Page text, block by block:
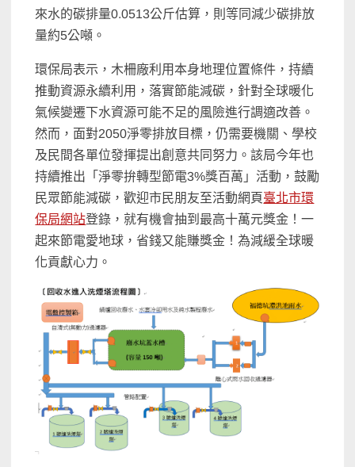
來水的碳排量0.0513公斤估算，則等同減少碳排放
量約5公噸。
環保局表示，木柵廠利用本身地理位置條件，持續
推動資源永續利用，落實節能減碳，針對全球暖化
氣候變遷下水資源可能不足的風險進行調適改善。
然而，面對2050淨零排放目標，仍需要機關、學校
及民間各單位發揮提出創意共同努力。該局今年也
持續推出「淨零拚轉型節電3%獎百萬」活動，鼓勵
民眾節能減碳，歡迎市民朋友至活動網頁臺北市環
保局網站登錄，就有機會抽到最高十萬元獎金！一
起來節電愛地球，省錢又能賺獎金！為減緩全球暖
化貢獻心力。